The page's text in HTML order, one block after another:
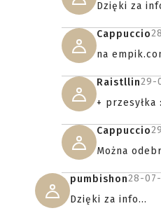
Dzięki za
Cappuccio
na
Raistllin29-
+ przesyłka
Cappuccio
Można
pumbishon28-
Dzięki za info...